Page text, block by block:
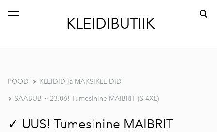
KLEIDIBUTIIK
lisati ostukorvi. Vaata ostukorvi
POOD KLEIDID ja MAKSIKLEIDID
SAABUB ~ 23.06! Tumesinine MAIBRIT (S-4XL)
✓ UUS! Tumesinine MAIBRIT